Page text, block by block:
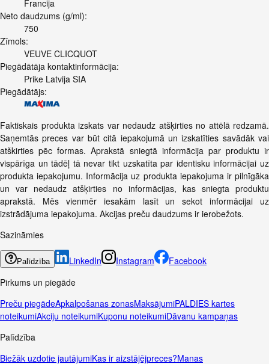
Francija
Neto daudzums (g/ml):
750
Zīmols:
VEUVE CLICQUOT
Piegādātāja kontaktinformācija:
Prike Latvija SIA
Piegādātājs:
Faktiskais produkta izskats var nedaudz atšķirties no attēlā redzamā.
Saņemtās preces var būt citā iepakojumā un izskatīties savādāk vai
atškirties pēc formas. Aprakstā sniegtā informācija par produktu ir
vispārīga un tādēļ tā nevar tikt uzskatīta par identisku informācijai uz
produkta iepakojumu. Informācija uz produkta iepakojuma ir pilnīgāka
un var nedaudz atšķirties no informācijas, kas sniegta produktu
aprakstā. Mēs vienmēr iesakām lasīt un sekot informācijai uz
izstrādājuma iepakojuma. Akcijas preču daudzums ir ierobežots.
Sazināmies
Palīdzība LinkedIn Instagram
Facebook
Pirkums un piegāde
Preču piegādeApkalpošanas zonasMaksājumiPALDIES kartes
noteikumiAkciju noteikumiKuponu noteikumiDāvanu kampaņas
Palīdzība
Biežāk uzdotie jautājumiKas ir aizstājējpreces?Manas